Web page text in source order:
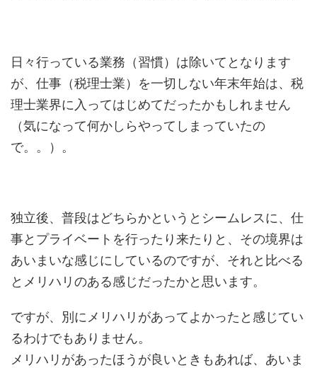
日々行っている業務（習慣）は除いてとなります
が、仕事（税理士業）を一切しない年末年始は、税
理士業界に入ってはじめてだったかもしれません
（気になって何かしらやってしまっていたの
で。。）。
独立後、普段はどちらかというとシームレスに、仕
事とプライベートを行ったり来たりと、その境界は
あいまいな感じにしているのですが、それと比べる
とメリハリのある感じだったかと思います。
ですが、別にメリハリがあってよかったと感じてい
るわけでもありません。
メリハリがあったほうが良いときもあれば、あいま